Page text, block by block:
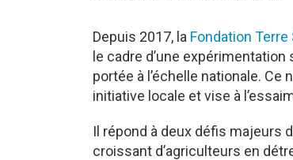
Depuis 2017, la Fondation Terre
le cadre d’une
portée à l’échelle nationale.
initiative locale et vise à
Il répond à deux défis majeurs
croissant d’agriculteurs en